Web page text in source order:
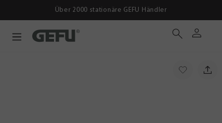
Über 2000 stationäre GEFU Händler